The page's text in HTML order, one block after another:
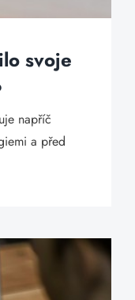
svoje
napříč
a před